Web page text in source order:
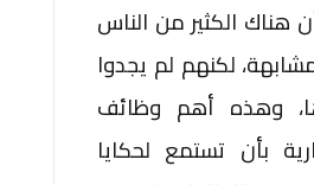
هناك الكثير من الناس
لكنهم لم يجدوا
وهذه أهم وظائف
بأن تستمع لحكايا